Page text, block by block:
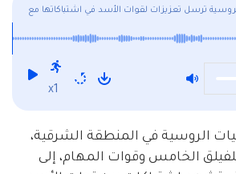
ترسل تعزيزات لقوات الأسد في اشتباكاتها مع
قسد في القامشلي
x1
الروسية في المنطقة الشرقية،
للفيلق الخامس وقوات المهام، إلى